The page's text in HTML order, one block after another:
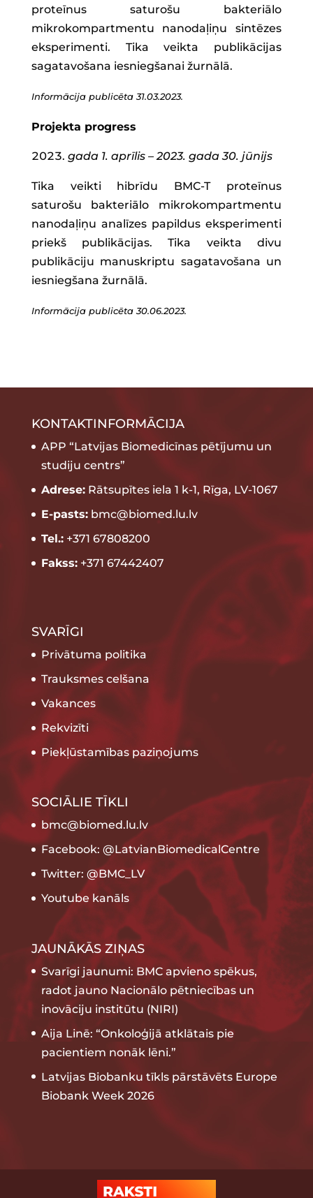
proteīnus saturošu bakteriālo
mikrokompartmentu nanodaļiņu sintēzes
eksperimenti. Tika veikta publikācijas
sagatavošana iesniegšanai žurnālā.
Informācija publicēta 31.03.2023.
Projekta progress
gada 1. aprīlis – 2023. gada 30. jūnijs
Tika veikti hibrīdu BMC-T proteīnus
saturošu bakteriālo mikrokompartmentu
nanodaļiņu analīzes papildus eksperimenti
priekš publikācijas. Tika veikta divu
publikāciju manuskriptu sagatavošana un
iesniegšana žurnālā.
Informācija publicēta 30.06.2023.
KONTAKTINFORMĀCIJA
APP “Latvijas Biomedicīnas pētījumu un
studiju centrs”
Adrese:Rātsupītes iela 1 k-1, Rīga, LV-1067
E-pasts:bmc@biomed.lu.lv
Tel.:+371 67808200
Fakss:+371 67442407
SVARĪGI
Privātuma politika
Trauksmes celšana
Vakances
Rekvizīti
Piekļūstamības paziņojums
SOCIĀLIE TĪKLI
bmc@biomed.lu.lv
Facebook: @LatvianBiomedicalCentre
Twitter: @BMC_LV
Youtube kanāls
JAUNĀKĀS ZIŅAS
Svarīgi jaunumi: BMC apvieno spēkus,
radot jauno Nacionālo pētniecības un
inovāciju institūtu (NIRI)
Aija Linē: “Onkoloģijā atklātais pie
pacientiem nonāk lēni.”
Latvijas Biobanku tīkls pārstāvēts Europe
Biobank Week 2026